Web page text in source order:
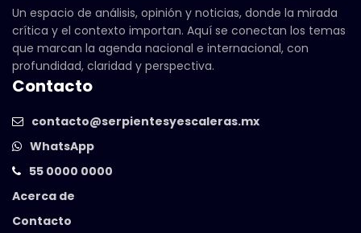
Un espacio de análisis, opinión y noticias, donde la mirada
crítica y el contexto importan. Aquí se conectan los temas
que marcan la agenda nacional e internacional, con
profundidad, claridad y perspectiva.
Contacto
contacto@serpientesyescaleras.mx
WhatsApp
55 0000 0000
Acerca de
Contacto